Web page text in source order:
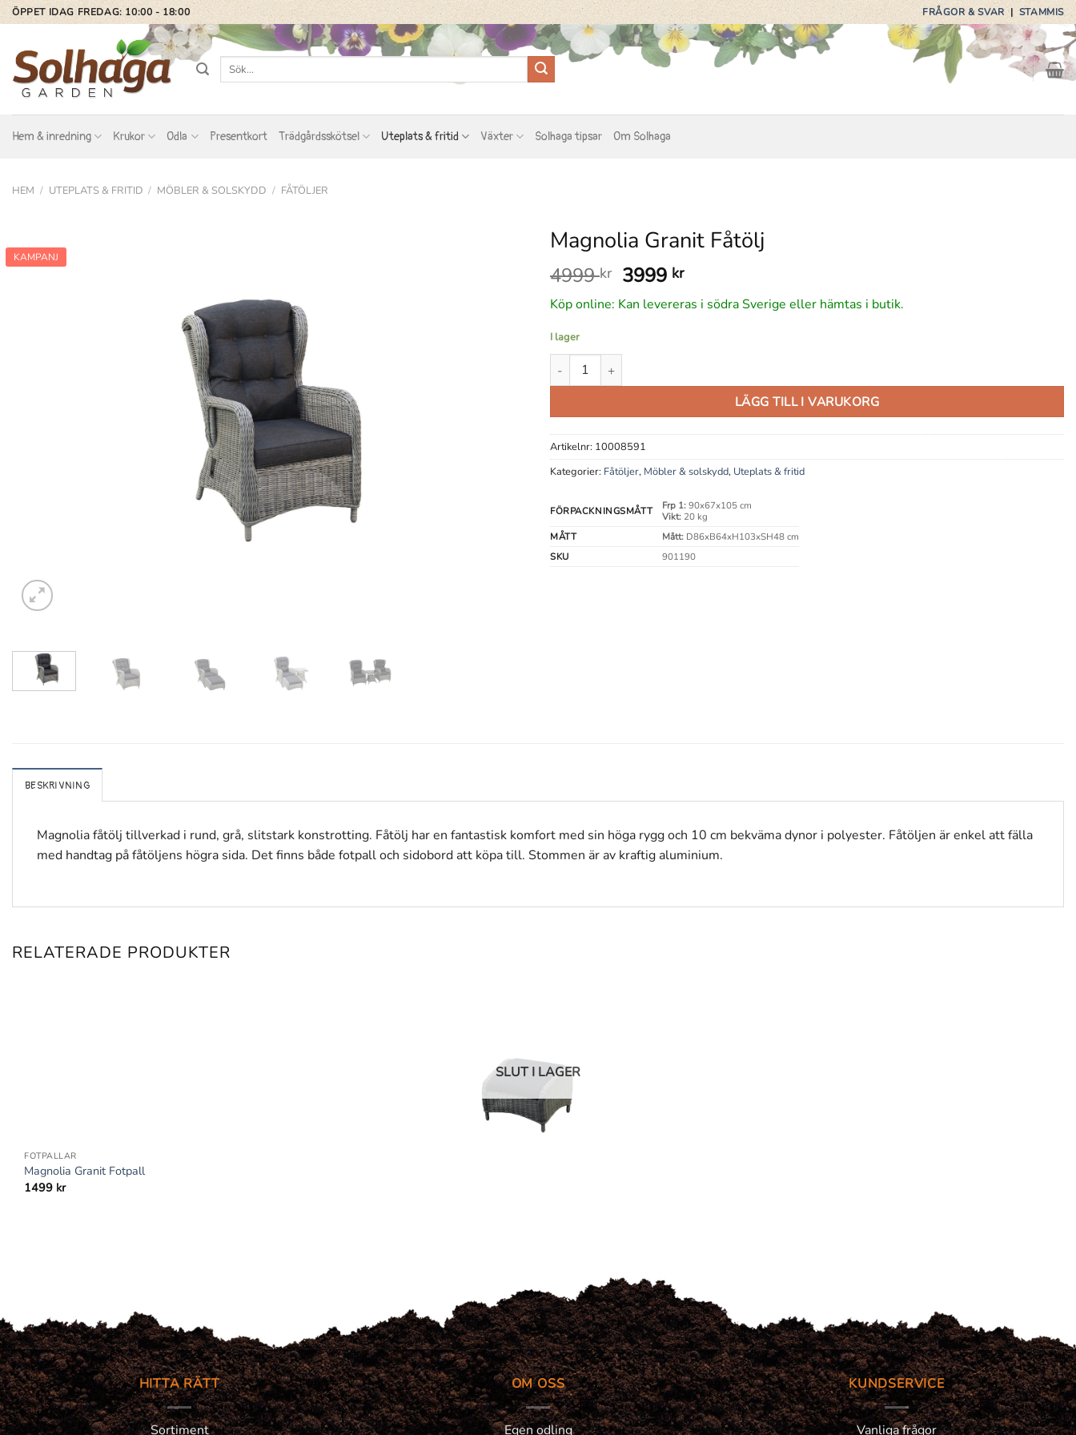
Skip
to
content
ÖPPET IDAG FREDAG: 10:00 - 18:00 FRÅGOR & SVAR|STAMMIS
Sök
Hem & inredning Krukor Odla Presentkort Trädgårdsskötsel Uteplats & fritid Växter Solhaga tipsar Om Solhaga
HEM / UTEPLATS & FRITID / MÖBLER & SOLSKYDD / FÅTÖLJER
KAMPANJ
Magnolia Granit Fåtölj
4999kr Det
ursprungliga
priset
4999 kr.
3999 krDet
nuvarande
priset
Köp online: Kan levereras i södra Sverige eller hämtas i butik.
I lager
Magnolia Granit Fåtölj mängd
LÄGG TILL I VARUKORG
Artikelnr: 10008591
Kategorier: Fåtöljer, Möbler & solskydd, Uteplats & fritid
FÖRPACKNINGSMÅTT Frp 1:90x67x105 cm
Vikt:20 kg
MÅTT
Mått:D86xB64xH103xSH48 cm
SKU
901190
BESKRIVNING
Magnolia fåtölj tillverkad i rund, grå, slitstark konstrotting. Fåtölj har en fantastisk komfort med sin höga rygg och 10 cm bekväma dynor i polyester. Fåtöljen är enkel att fälla
med handtag på fåtöljens högra sida. Det finns både fotpall och sidobord att köpa till. Stommen är av kraftig aluminium.
RELATERADE PRODUKTER
SLUT I LAGER
FOTPALLAR
Magnolia Granit Fotpall
1499 kr
HITTA RÄTT
Sortiment
OM OSS
Egen odling
KUNDSERVICE
Vanliga frågor